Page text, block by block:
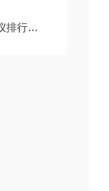
的梯度之战